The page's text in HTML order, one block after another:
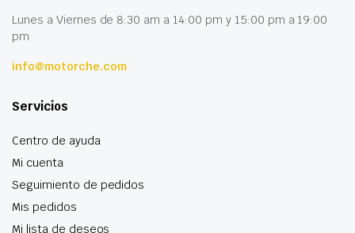
Lunes a Viernes de 8:30 am a 14:00 pm y 15:00 pm a 19:00
pm
info@motorche.com
Servicios
Centro de ayuda
Mi cuenta
Seguimiento de pedidos
Mis pedidos
Mi lista de deseos